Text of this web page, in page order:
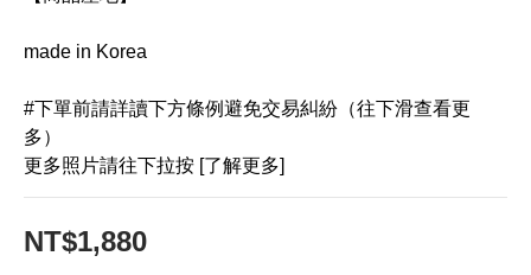
made in Korea
#下單前請詳讀下方條例避免交易糾紛（往下滑查看更
多）
更多照片請往下拉按 [了解更多]
NT$1,880